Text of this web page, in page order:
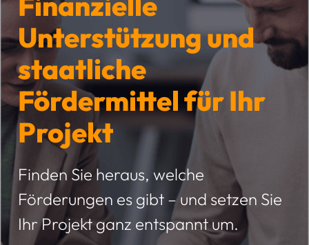
Referenzen
Förderungen & Zuschüsse
Stellenbörse
Sind Sie Handwerker?
Einloggen
Unterstützung und
staatliche
Fördermittel für Ihr
Projekt
Finden Sie heraus, welche
Förderungen es gibt – und setzen Sie
Ihr Projekt ganz entspannt um.